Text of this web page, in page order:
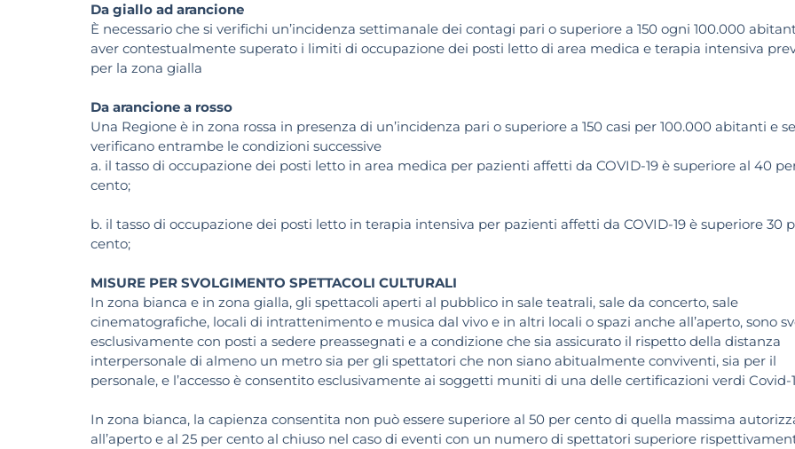
Da giallo ad arancione
È necessario che si verifichi un’incidenza settimanale dei contagi pari o superiore a 150 ogni 100.000
aver contestualmente superato i limiti di occupazione dei posti letto di area medica e terapia intensiva
per la zona gialla
Da arancione a rosso
Una Regione è in zona rossa in presenza di un’incidenza pari o superiore a 150 casi per 100.000 abitanti e
verificano entrambe le condizioni successive
a. il tasso di occupazione dei posti letto in area medica per pazienti affetti da COVID-19 è superiore al 40
cento;
b. il tasso di occupazione dei posti letto in terapia intensiva per pazienti affetti da COVID-19 è superiore 30
cento;
MISURE PER SVOLGIMENTO SPETTACOLI CULTURALI
In zona bianca e in zona gialla, gli spettacoli aperti al pubblico in sale teatrali, sale da concerto, sale
cinematografiche, locali di intrattenimento e musica dal vivo e in altri locali o spazi anche all’aperto, sono
esclusivamente con posti a sedere preassegnati e a condizione che sia assicurato il rispetto della distanza
interpersonale di almeno un metro sia per gli spettatori che non siano abitualmente conviventi, sia per il
personale, e l’accesso è consentito esclusivamente ai soggetti muniti di una delle certificazioni verdi Covid-
In zona bianca, la capienza consentita non può essere superiore al 50 per cento di quella massima
all’aperto e al 25 per cento al chiuso nel caso di eventi con un numero di spettatori superiore